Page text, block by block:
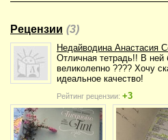
Рецензии (3)
Недайводина Анастасия
Отличная тетрадь!! В ней
великолепно ???? Хочу
идеальное качество!
Рейтинг рецензии: +3